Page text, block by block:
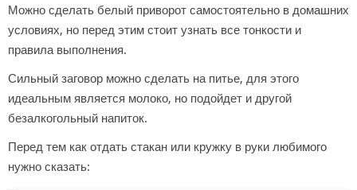
Можно сделать белый приворот самостоятельно в домашних
условиях, но перед этим стоит узнать все тонкости и
правила выполнения.
Сильный заговор можно сделать на питье, для этого
идеальным является молоко, но подойдет и другой
безалкогольный напиток.
Перед тем как отдать стакан или кружку в руки любимого
нужно сказать: